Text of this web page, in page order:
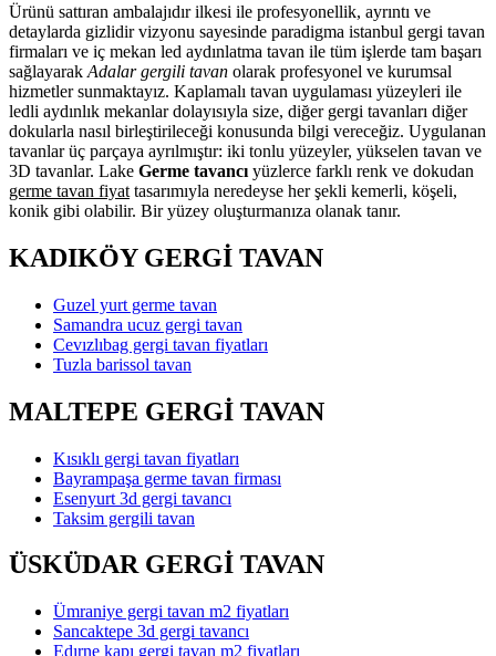
Ürünü sattıran ambalajıdır ilkesi ile profesyonellik, ayrıntı ve
detaylarda gizlidir vizyonu sayesinde paradigma istanbul gergi tavan
firmaları ve iç mekan led aydınlatma tavan ile tüm işlerde tam başarı
sağlayarak Adalar gergili tavan olarak profesyonel ve kurumsal
hizmetler sunmaktayız. Kaplamalı tavan uygulaması yüzeyleri ile
ledli aydınlık mekanlar dolayısıyla size, diğer gergi tavanları diğer
dokularla nasıl birleştirileceği konusunda bilgi vereceğiz. Uygulanan
tavanlar üç parçaya ayrılmıştır: iki tonlu yüzeyler, yükselen tavan ve
3D tavanlar. Lake Germe tavancı yüzlerce farklı renk ve dokudan
germe tavan fiyat tasarımıyla neredeyse her şekli kemerli, köşeli,
konik gibi olabilir. Bir yüzey oluşturmanıza olanak tanır.
KADIKÖY GERGİ TAVAN
Guzel yurt germe tavan
Samandra ucuz gergi tavan
Cevızlıbag gergi tavan fiyatları
Tuzla barissol tavan
MALTEPE GERGİ TAVAN
Kısıklı gergi tavan fiyatları
Bayrampaşa germe tavan firması
Esenyurt 3d gergi tavancı
Taksim gergili tavan
ÜSKÜDAR GERGİ TAVAN
Ümraniye gergi tavan m2 fiyatları
Sancaktepe 3d gergi tavancı
Edırne kapı gergi tavan m2 fiyatları